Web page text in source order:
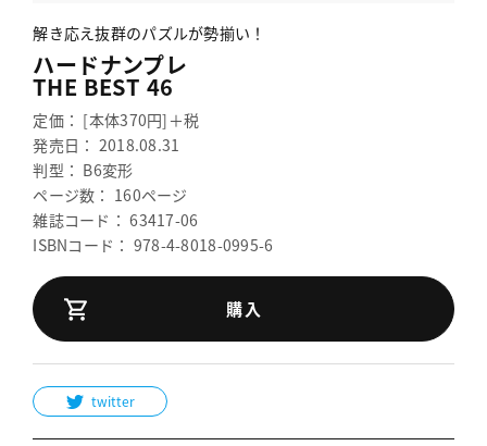
解き応え抜群のパズルが勢揃い！
ハードナンプレ
THE BEST 46
定価： [本体370円]＋税
発売日： 2018.08.31
判型： B6変形
ページ数： 160ページ
雑誌コード： 63417-06
ISBNコード： 978-4-8018-0995-6
購入
twitter